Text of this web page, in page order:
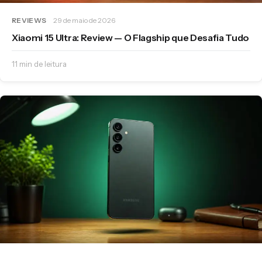
REVIEWS 29 de maio de 2026
Xiaomi 15 Ultra: Review — O Flagship que Desafia Tudo
11 min de leitura